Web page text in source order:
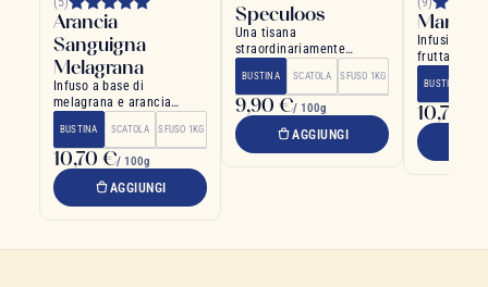
Arancia
Sanguigna
Melagrana
Infuso a base di
melagrana e arancia
BUSTINA SCATOLA SFUSO 1KG
10,70 €/ 100g
AGGIUNGI
Speculoos
Una tisana
straordinariamente
sapore di albicocca e
speculoos
BUSTINA SCATOLA SFUSO 1KG
9,90 €/ 100g
AGGIUNGI
Mango
Infusione
fruttata
BUSTINA
10,70 €